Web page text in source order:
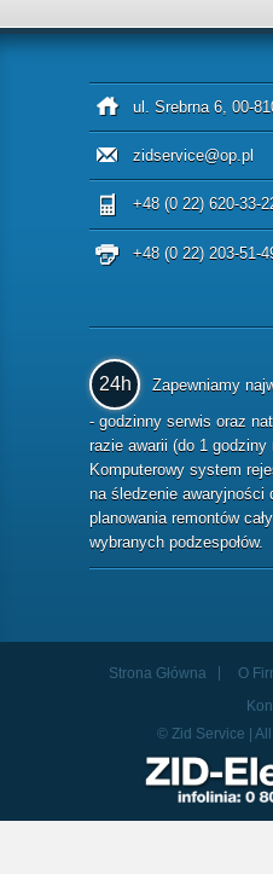
ul. Srebrna 6, 00-
zidservice@op.pl
+48 (0 22) 620-33-
+48 (0 22) 203-51-
24h
Zapewniamy
- godzinny serwis oraz
razie awarii (do 1 godziny
Komputerowy system
na śledzenie awaryjności
planowania remontów
wybranych podzespołów.
Strona Główna O
© Zid Service |